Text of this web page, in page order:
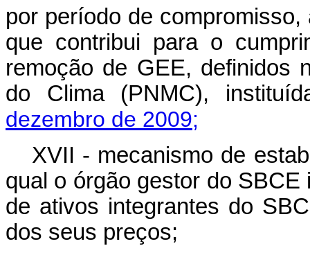
por período de
que contribui para o
remoção de GEE, definidos
do Clima (PNMC),
dezembro de 2009;
XVII - mecanismo de
qual o órgão gestor do
de ativos integrantes do
dos seus preços;